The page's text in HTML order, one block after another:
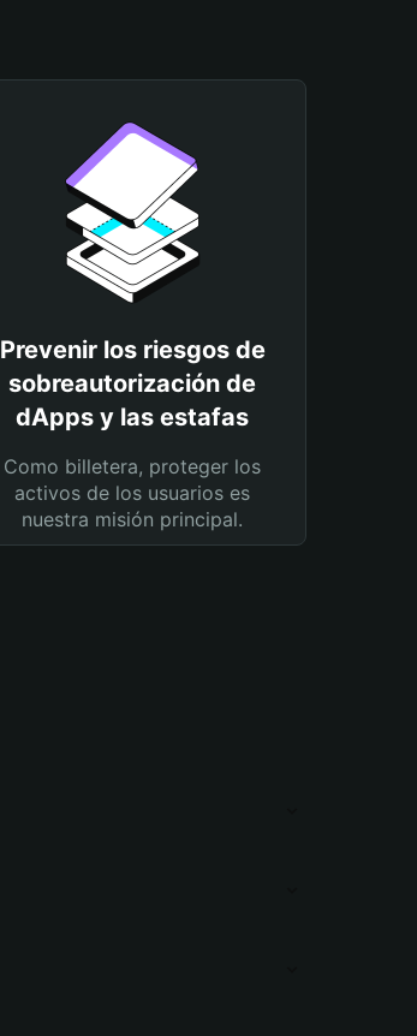
Prevenir los riesgos de
sobreautorización de
dApps y las estafas
Como billetera, proteger los
activos de los usuarios es
nuestra misión principal.